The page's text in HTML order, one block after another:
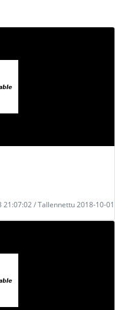
21:07:02 / Tallennettu 2018-10-01